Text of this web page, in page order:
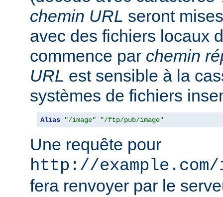
chemin URL seront
avec des fichiers locaux
commence par chemin
URL est sensible à la
systèmes de fichiers
Alias "/image" "/ftp/pub/image"
Une requête pour
http://
fera renvoyer par le